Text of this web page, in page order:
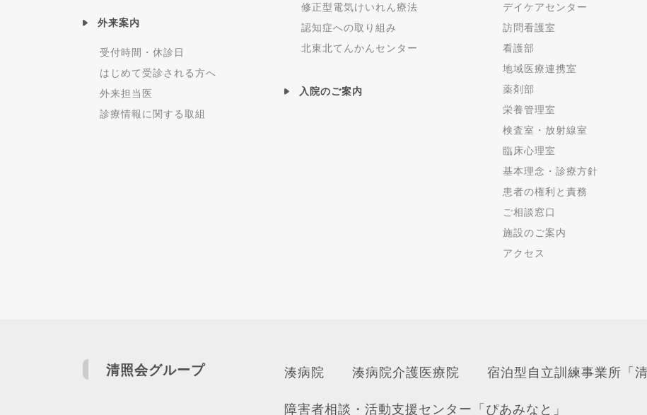
外来案内
受付時間・休診日
はじめて受診される方へ
外来担当医
診療情報に関する取組
修正型電気けいれん療法
認知症への取り組み
北東北てんかんセンター
入院のご案内
デイケアセンター
訪問看護室
看護部
地域医療連携室
薬剤部
栄養管理室
検査室・放射線室
臨床心理室
基本理念・診療方針
患者の権利と責務
ご相談窓口
施設のご案内
アクセス
清照会グループ 湊病院 湊病院介護医療院 宿泊型自立訓練事業所「清
障害者相談・活動支援センター「ぴあみなと」